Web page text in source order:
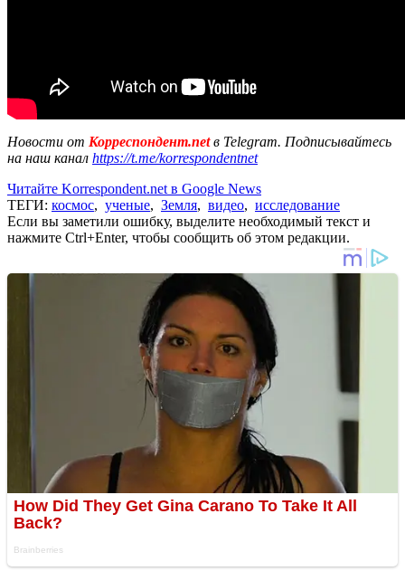
Новости от Корреспондент.netв Telegram. Подписывайтесь
на наш канал https://t.me/korrespondentnet
Читайте Korrespondent.net в Google News
ТЕГИ: космос, ученые, Земля, видео, исследование
Если вы заметили ошибку, выделите необходимый текст и
нажмите Ctrl+Enter, чтобы сообщить об этом редакции.